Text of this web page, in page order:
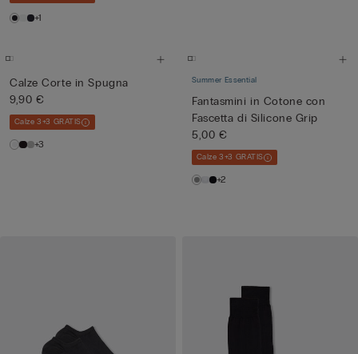
+1
Calze Corte in Spugna
9,90 €
Calze 3+3 GRATIS
+3
Summer Essential
Fantasmini in Cotone con
Fascetta di Silicone Grip
5,00 €
Calze 3+3 GRATIS
+2